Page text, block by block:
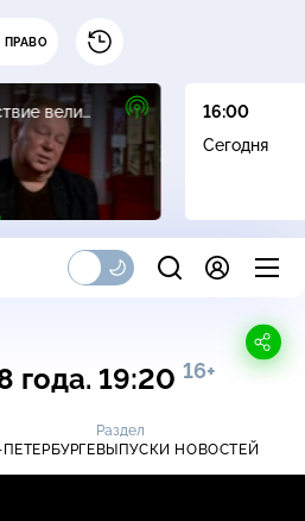
ПРАВО
вели…
16:00
Сегодня
года. 19:20 16+
Раздел
ВЫПУСКИ НОВОСТЕЙ